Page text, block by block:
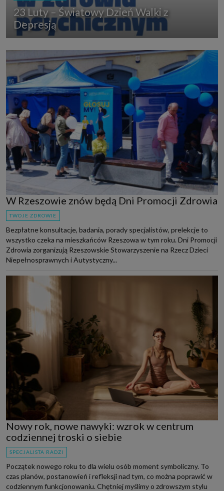
23 Luty – Światowy Dzień Walki z
Depresją
W Rzeszowie znów będą Dni Promocji Zdrowia
TWOJE ZDROWIE
Bezpłatne konsultacje, badania, porady specjalistów, prelekcje to
wszystko czeka na mieszkańców Rzeszowa w tym roku. Dni Promocji
Zdrowia zorganizują Rzeszowskie Stowarzyszenie na Rzecz Dzieci
Niepełnosprawnych i Autystyczny...
Nowy rok, nowe nawyki: wzrok w centrum
codziennej troski o siebie
SPECJALISTA RADZI
Początek nowego roku to dla wielu osób moment symboliczny. To
czas planów, postanowień i refleksji nad tym, co można poprawić w
codziennym funkcjonowaniu. Chętniej myślimy o zdrowszym stylu